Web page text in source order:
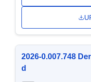
2026-0.007.748
d